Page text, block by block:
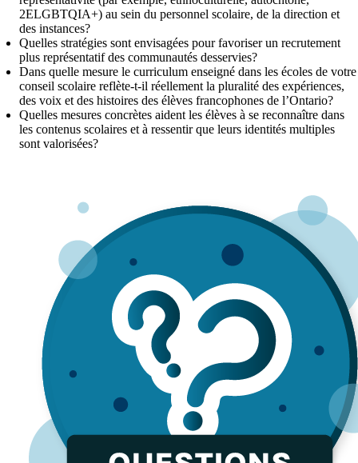
2ELGBTQIA+) au sein du personnel scolaire, de la direction et
des instances?
Quelles stratégies sont envisagées pour favoriser un recrutement
plus représentatif des communautés desservies?
Dans quelle mesure le curriculum enseigné dans les écoles de votre
conseil scolaire reflète-t-il réellement la pluralité des expériences,
des voix et des histoires des élèves francophones de l’Ontario?
Quelles mesures concrètes aident les élèves à se reconnaître dans
les contenus scolaires et à ressentir que leurs identités multiples
sont valorisées?